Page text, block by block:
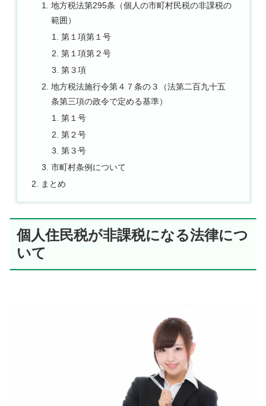
地方税法第295条（個人の市町村民税の非課税の
範囲）
第１項第１号
第１項第２号
第３項
地方税法施行令第４７条の３（法第二百九十五
条第三項の政令で定める基準）
第１号
第２号
第３号
市町村条例について
まとめ
個人住民税が非課税になる法律につ
いて